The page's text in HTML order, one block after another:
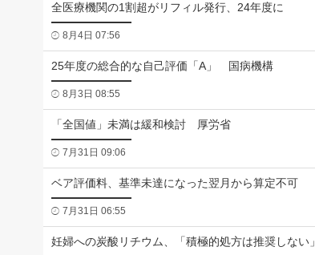
全医療機関の1割超がリフィル発行、24年度に
8月4日 07:56
25年度の総合的な自己評価「A」 国病機構
8月3日 08:55
「全国値」未満は緩和検討 厚労省
7月31日 09:06
ベア評価料、基準未達になった翌月から算定不可
7月31日 06:55
妊婦への炭酸リチウム、「積極的処方は推奨しない」